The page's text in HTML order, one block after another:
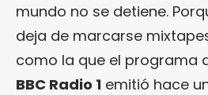
mundo no se detiene.
deja de marcarse
como la que el programa
BBC Radio 1 emitió hace